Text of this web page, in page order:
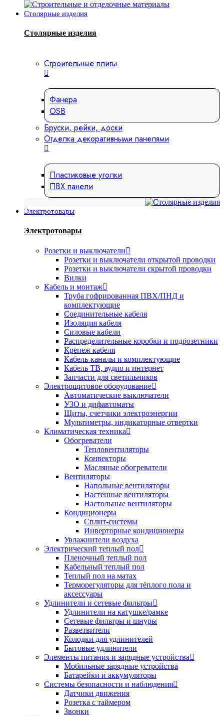
Столярные изделия
Столярные изделия
Строительные плиты
Фанера
OSB
Бруски, рейки, доски
Отделка декоративными панелями
Пластиковые уголки
ПВХ панели
Электротовары
Электротовары
Розетки и выключатели
Розетки и выключатели открытой проводки
Розетки и выключатели скрытой проводки
Вилки
Кабель и монтаж
Труба гофрированная ПВХ/ПНД и
комплектующие
Соединительные кабеля
Изоляция кабеля
Силовые кабели
Распределительные коробки и подрозетники
Крепеж кабеля
Кабель-каналы и комплектующие
Кабель ТВ, аудио и интернет
Запчасти для светильников
Электрощитовое оборудование
Автоматические выключатели
УЗО и дифавтоматы
Щиты, счетчики электроэнергии
Мультиметры, индикаторные отвертки
Климатическая техника
Обогреватели
Тепловентиляторы
Конвекторы
Масляные обогреватели
Вентиляторы
Напольные вентиляторы
Настенные вентиляторы
Настольные вентиляторы
Кондиционеры
Сплит-системы
Инверторные кондиционеры
Увлажнители воздуха
Электрический теплый пол
Пленочный теплый пол
Кабельный теплый пол
Теплый пол на матах
Терморегуляторы для тёплого пола и
аксессуары
Удлинители и сетевые фильтры
Удлинители на катушке/рамке
Сетевые фильтры и шнуры
Разветвители
Колодки для удлинителей
Бытовые удлинители
Элементы питания и зарядные устройства
Мобильные зарядные устройства
Батарейки и аккумуляторы
Системы безопасности и наблюдения
Датчики движения
Розетка с таймером
Звонки